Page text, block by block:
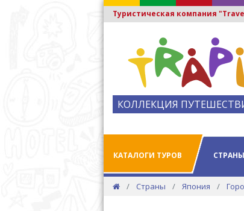
Туристическая компания
КОЛЛЕКЦИЯ
КАТАЛОГИ ТУРОВ СТРАНЫ
Страны Япония